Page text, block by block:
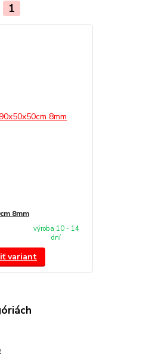
1
8mm
výroba 10 - 14
dní
variant